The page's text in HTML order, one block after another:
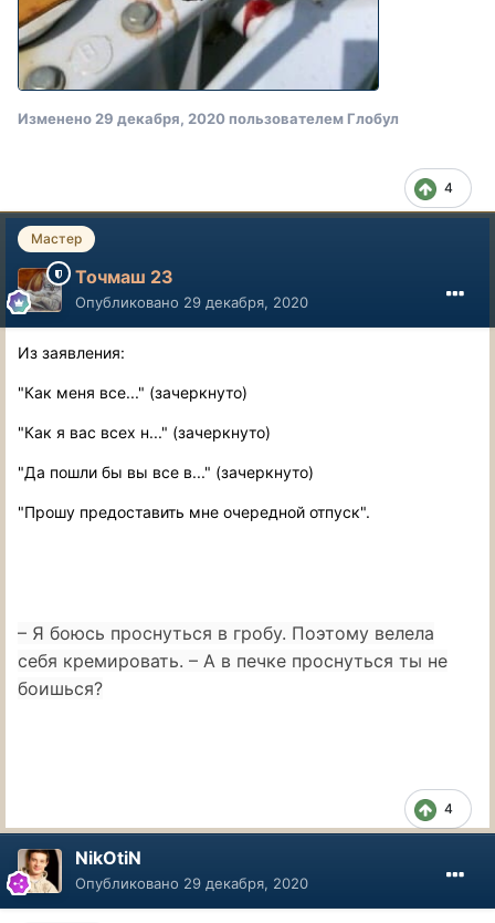
Изменено 29 декабря, 2020пользователем Глобул
4
Мастер
Точмаш 23
Опубликовано 29 декабря, 2020
Из заявления:
"Как меня все..." (зачеркнуто)
"Как я вас всех н..." (зачеркнуто)
"Да пошли бы вы все в..." (зачеркнуто)
"Прошу предоставить мне очередной отпуск".
– Я боюсь проснуться в гробу. Поэтому велела
себя кремировать. – А в печке проснуться ты не
боишься?
4
NikOtiN
Опубликовано 29 декабря, 2020